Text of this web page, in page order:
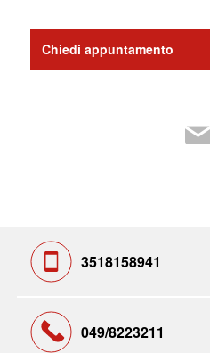
Chiedi appuntamento
3518158941
049/8223211